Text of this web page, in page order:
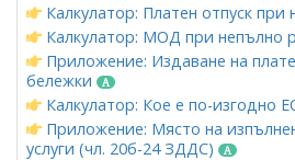
Калкулатор: Платен отпуск при
Калкулатор: МОД при непълно
Приложение: Издаване на
бележки
Калкулатор: Кое е по-изгодно
Приложение: Място на
услуги (чл. 20б-24 ЗДДС)